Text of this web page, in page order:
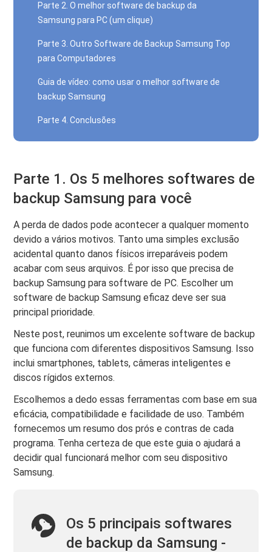
Parte 2. O melhor software de backup da
Samsung para PC (um clique)
Parte 3. Outro Software de Backup Samsung Top
para Computadores
Guia de vídeo: como usar o melhor software de
backup Samsung
Parte 4. Conclusões
Parte 1. Os 5 melhores softwares de
backup Samsung para você
A perda de dados pode acontecer a qualquer momento
devido a vários motivos. Tanto uma simples exclusão
acidental quanto danos físicos irreparáveis ​​podem
acabar com seus arquivos. É por isso que precisa de
backup Samsung para software de PC. Escolher um
software de backup Samsung eficaz deve ser sua
principal prioridade.
Neste post, reunimos um excelente software de backup
que funciona com diferentes dispositivos Samsung. Isso
inclui smartphones, tablets, câmeras inteligentes e
discos rígidos externos.
Escolhemos a dedo essas ferramentas com base em sua
eficácia, compatibilidade e facilidade de uso. Também
fornecemos um resumo dos prós e contras de cada
programa. Tenha certeza de que este guia o ajudará a
decidir qual funcionará melhor com seu dispositivo
Samsung.
Os 5 principais softwares
de backup da Samsung -